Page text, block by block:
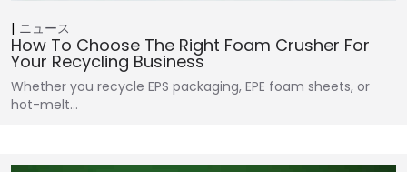
ニュース
How To Choose The Right Foam Crusher For
Your Recycling Business
Whether you recycle EPS packaging, EPE foam sheets, or
hot-melt…